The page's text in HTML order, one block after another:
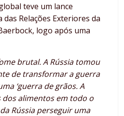
teve um lance
Relações Exteriores da
logo após uma
brutal. A Rússia tomou
de transformar a guerra
‘guerra de grãos. A
alimentos em todo o
Rússia perseguir uma